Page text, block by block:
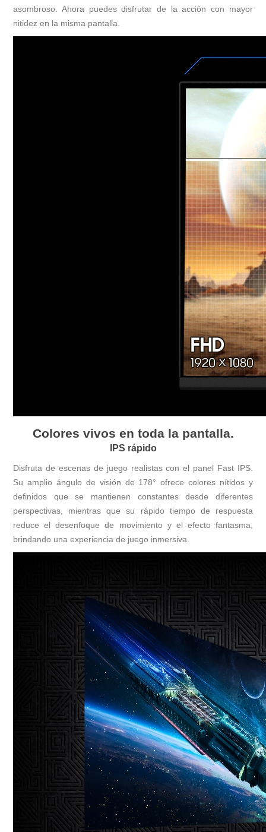
asombroso. Ahora puedes disfrutar de la acción con mayor
nitidez en la misma pantalla.
Colores vivos en toda la pantalla.
IPS rápido
Disfruta de escenas de juego realistas con el panel Fast IPS.
Su amplio ángulo de visión de 178° ofrece colores nítidos y
definidos que se mantienen constantes desde diferentes
perspectivas, mientras que su rápido tiempo de respuesta
reduce el desenfoque de movimiento y el efecto fantasma,
brindando una experiencia de juego inmersiva.